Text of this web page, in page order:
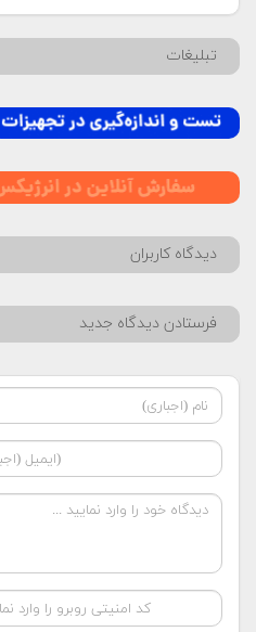
تبلیغات
دیدگاه کاربران
فرستادن دیدگاه جدید